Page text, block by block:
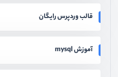
قالب وردپرس رایگان
آموزش mysql